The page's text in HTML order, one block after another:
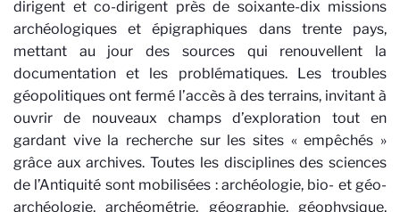
dirigent et co-dirigent près de soixante-dix missions
archéologiques et épigraphiques dans trente pays,
mettant au jour des sources qui renouvellent la
documentation et les problématiques. Les troubles
géopolitiques ont fermé l’accès à des terrains, invitant à
ouvrir de nouveaux champs d’exploration tout en
gardant vive la recherche sur les sites « empêchés »
grâce aux archives. Toutes les disciplines des sciences
de l’Antiquité sont mobilisées : archéologie, bio- et géo-
archéologie, archéométrie, géographie, géophysique,